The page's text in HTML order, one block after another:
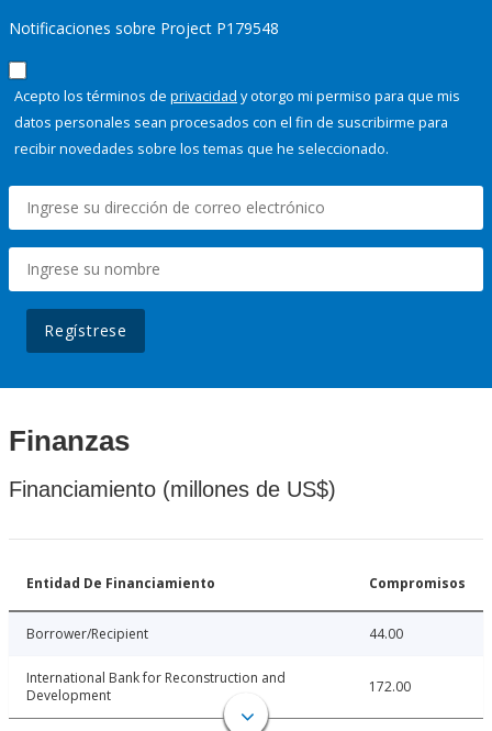
Notificaciones sobre Project P179548
Acepto los términos de privacidad y otorgo mi permiso para que mis
datos personales sean procesados con el fin de suscribirme para
recibir novedades sobre los temas que he seleccionado.
Regístrese
Finanzas
Financiamiento (millones de US$)
Entidad De Financiamiento Compromisos
Borrower/Recipient 44.00
International Bank for Reconstruction and
Development
172.00